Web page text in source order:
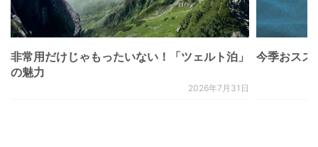
非常用だけじゃもったいない！「ツェルト泊」
の魅力
2026年7月31日
今季おスス